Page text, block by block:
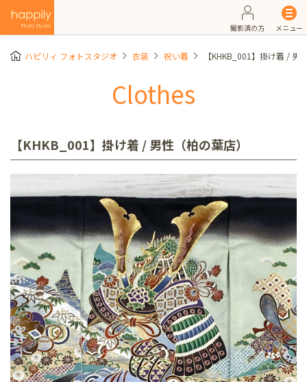
撮影済の方 メニュー
ハピリィ フォトスタジオ 衣装 祝い着 【KHKB_001】掛け着 / 男
Clothes
【KHKB_001】掛け着 / 男性（柏の葉店）